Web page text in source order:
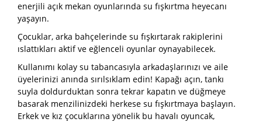
enerjili açık mekan oyunlarında su fışkırtma heyecanı
yaşayın.
Çocuklar, arka bahçelerinde su fışkırtarak rakiplerini
ıslattıkları aktif ve eğlenceli oyunlar oynayabilecek.
Kullanımı kolay su tabancasıyla arkadaşlarınızı ve aile
üyelerinizi anında sırılsıklam edin! Kapağı açın, tankı
suyla doldurduktan sonra tekrar kapatın ve düğmeye
basarak menzilinizdeki herkese su fışkırtmaya başlayın.
Erkek ve kız çocuklarına yönelik bu havalı oyuncak,